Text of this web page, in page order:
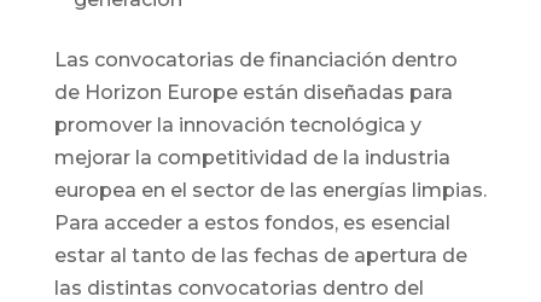
Las convocatorias de financiación dentro
de Horizon Europe están diseñadas para
promover la innovación tecnológica y
mejorar la competitividad de la industria
europea en el sector de las energías limpias.
Para acceder a estos fondos, es esencial
estar al tanto de las fechas de apertura de
las distintas convocatorias dentro del